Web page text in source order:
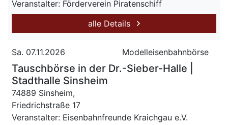
Veranstalter: Förderverein Piratenschiff
alle Details
Sa. 07.11.2026 Modelleisenbahnbörse
Tauschbörse in der Dr.-Sieber-Halle |
Stadthalle Sinsheim
74889 Sinsheim,
Friedrichstraße 17
Veranstalter: Eisenbahnfreunde Kraichgau e.V.